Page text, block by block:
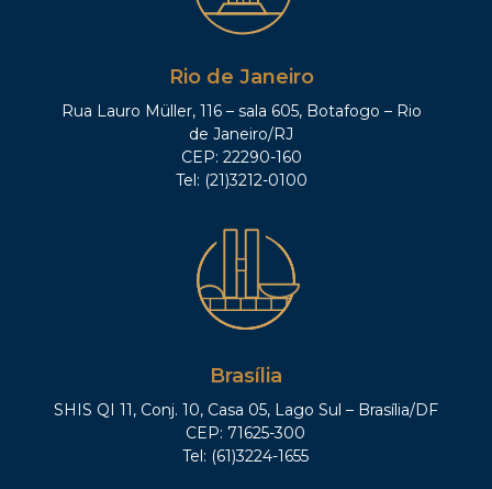
Rio de Janeiro
Rua Lauro Müller, 116 – sala 605, Botafogo – Rio
de Janeiro/RJ
CEP: 22290-160
Tel: (21)3212-0100
Brasília
SHIS QI 11, Conj. 10, Casa 05, Lago Sul – Brasília/DF
CEP: 71625-300
Tel: (61)3224-1655